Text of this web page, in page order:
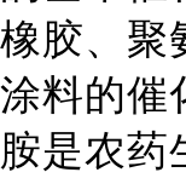
橡胶、聚
涂料的催
胺是农药